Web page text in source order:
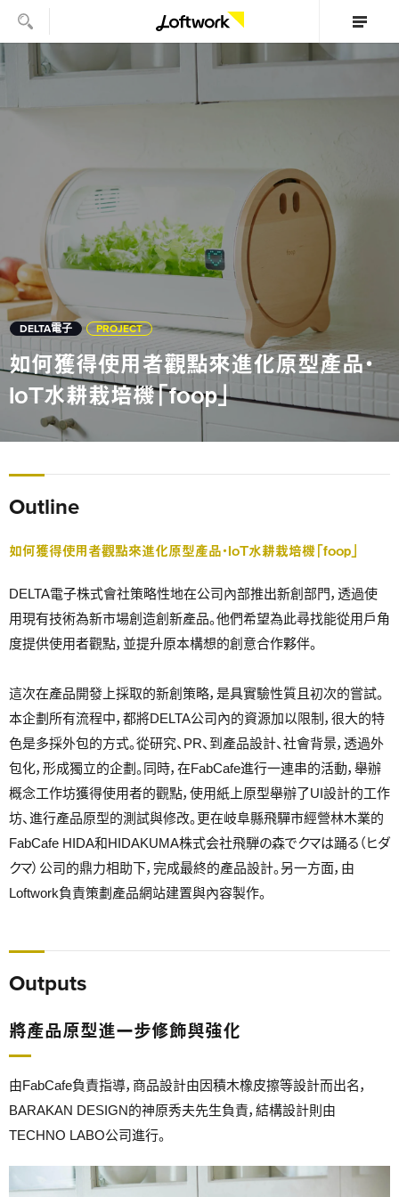
DELTA電子 PROJECT
如何獲得使用者觀點來進化原型產品・
IoT水耕栽培機「foop」
Outline
如何獲得使用者觀點來進化原型產品・IoT水耕栽培機「foop」
DELTA電子株式會社策略性地在公司內部推出新創部門，透過使
用現有技術為新市場創造創新產品。他們希望為此尋找能從用戶角
度提供使用者觀點，並提升原本構想的創意合作夥伴。
這次在產品開發上採取的新創策略，是具實驗性質且初次的嘗試。
本企劃所有流程中，都將DELTA公司內的資源加以限制，很大的特
色是多採外包的方式。從研究、PR、到產品設計、社會背景，透過外
包化，形成獨立的企劃。同時，在FabCafe進行一連串的活動，舉辦
概念工作坊獲得使用者的觀點，使用紙上原型舉辦了UI設計的工作
坊、進行產品原型的測試與修改。更在岐阜縣飛驒市經營林木業的
FabCafe HIDA和HIDAKUMA株式会社飛騨の森でクマは踊る（ヒダ
クマ）公司的鼎力相助下，完成最終的產品設計。另一方面，由
Loftwork負責策劃產品網站建置與內容製作。
Outputs
將產品原型進一步修飾與強化
由FabCafe負責指導，商品設計由因積木橡皮擦等設計而出名，
BARAKAN DESIGN的神原秀夫先生負責，結構設計則由
TECHNO LABO公司進行。